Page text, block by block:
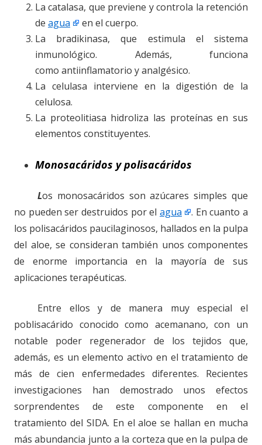
La catalasa, que previene y controla la retención
de agua
en el cuerpo.
La bradikinasa, que estimula el sistema
inmunológico. Además, funciona
como antiinflamatorio y analgésico.
La celulasa interviene en la digestión de la
celulosa.
La proteolitiasa hidroliza las proteínas en sus
elementos constituyentes.
Monosacáridos y polisacáridos
Los monosacáridos son azúcares simples que
no pueden ser destruidos por el agua
. En cuanto a
los polisacáridos paucilaginosos, hallados en la pulpa
del aloe, se consideran también unos componentes
de enorme importancia en la mayoría de sus
aplicaciones terapéuticas.
Entre ellos y de manera muy especial el
poblisacárido conocido como acemanano, con un
notable poder regenerador de los tejidos que,
además, es un elemento activo en el tratamiento de
más de cien enfermedades diferentes. Recientes
investigaciones han demostrado unos efectos
sorprendentes de este componente en el
tratamiento del SIDA. En el aloe se hallan en mucha
más abundancia junto a la corteza que en la pulpa de